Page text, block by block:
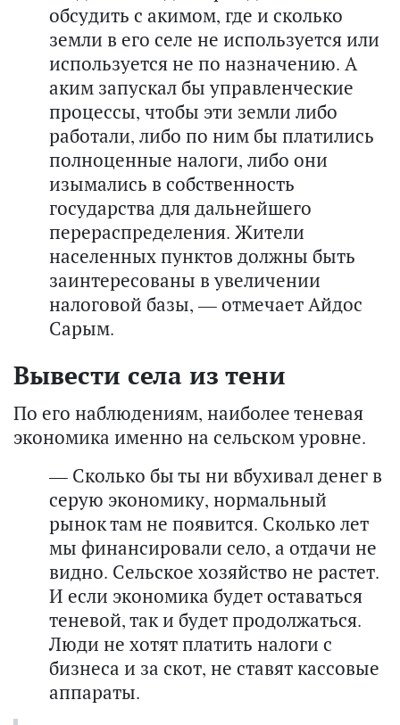
обсудить с акимом, где и сколько
земли в его селе не используется или
используется не по назначению. А
аким запускал бы управленческие
процессы, чтобы эти земли либо
работали, либо по ним бы платились
полноценные налоги, либо они
изымались в собственность
государства для дальнейшего
перераспределения. Жители
населенных пунктов должны быть
заинтересованы в увеличении
налоговой базы, — отмечает Айдос
Сарым.
Вывести села из тени
По его наблюдениям, наиболее теневая
экономика именно на сельском уровне.
— Сколько бы ты ни вбухивал денег в
серую экономику, нормальный
рынок там не появится. Сколько лет
мы финансировали село, а отдачи не
видно. Сельское хозяйство не растет.
И если экономика будет оставаться
теневой, так и будет продолжаться.
Люди не хотят платить налоги с
бизнеса и за скот, не ставят кассовые
аппараты.